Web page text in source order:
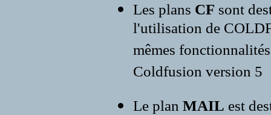
Les plans CF sont
l'utilisation de
mêmes
Coldfusion version 5
Le plan MAIL est